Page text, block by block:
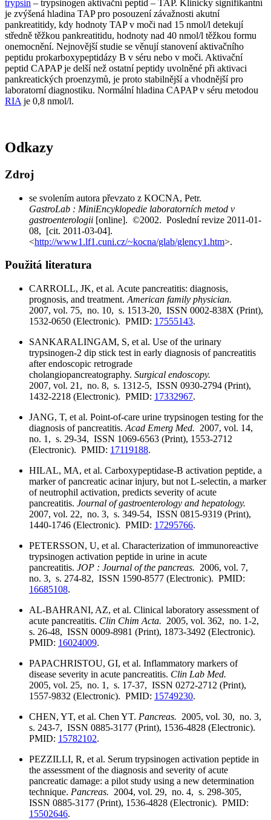
trypsin – trypsinogen aktivační peptid – TAP. Klinicky signifikantní
je zvýšená hladina TAP pro posouzení závažnosti akutní
pankreatitidy, kdy hodnoty TAP v moči nad 15 nmol/l detekují
středně těžkou pankreatitidu, hodnoty nad 40 nmol/l těžkou formu
onemocnění. Nejnovější studie se věnují stanovení aktivačního
peptidu prokarboxypeptidázy B v séru nebo v moči. Aktivační
peptid CAPAP je delší než ostatní peptidy uvolněné při aktivaci
pankreatických proenzymů, je proto stabilnější a vhodnější pro
laboratorní diagnostiku. Normální hladina CAPAP v séru metodou
RIA je 0,8 nmol/l.
Odkazy
Zdroj
se svolením autora převzato z KOCNA, Petr.
GastroLab : MiniEncyklopedie laboratorních metod v
gastroenterologii [online]. ©2002. Poslední revize 2011-01-
08, [cit. 2011-03-04].
<http://www1.lf1.cuni.cz/~kocna/glab/glency1.htm>.
Použitá literatura
CARROLL, JK, et al. Acute pancreatitis: diagnosis,
prognosis, and treatment. American family physician.
2007, vol. 75, no. 10, s. 1513-20, ISSN 0002-838X (Print),
1532-0650 (Electronic). PMID: 17555143.
SANKARALINGAM, S, et al. Use of the urinary
trypsinogen-2 dip stick test in early diagnosis of pancreatitis
after endoscopic retrograde
cholangiopancreatography. Surgical endoscopy.
2007, vol. 21, no. 8, s. 1312-5, ISSN 0930-2794 (Print),
1432-2218 (Electronic). PMID: 17332967.
JANG, T, et al. Point-of-care urine trypsinogen testing for the
diagnosis of pancreatitis. Acad Emerg Med. 2007, vol. 14,
no. 1, s. 29-34, ISSN 1069-6563 (Print), 1553-2712
(Electronic). PMID: 17119188.
HILAL, MA, et al. Carboxypeptidase-B activation peptide, a
marker of pancreatic acinar injury, but not L-selectin, a marker
of neutrophil activation, predicts severity of acute
pancreatitis. Journal of gastroenterology and hepatology.
2007, vol. 22, no. 3, s. 349-54, ISSN 0815-9319 (Print),
1440-1746 (Electronic). PMID: 17295766.
PETERSSON, U, et al. Characterization of immunoreactive
trypsinogen activation peptide in urine in acute
pancreatitis. JOP : Journal of the pancreas. 2006, vol. 7,
no. 3, s. 274-82, ISSN 1590-8577 (Electronic). PMID:
16685108.
AL-BAHRANI, AZ, et al. Clinical laboratory assessment of
acute pancreatitis. Clin Chim Acta. 2005, vol. 362, no. 1-2,
s. 26-48, ISSN 0009-8981 (Print), 1873-3492 (Electronic).
PMID: 16024009.
PAPACHRISTOU, GI, et al. Inflammatory markers of
disease severity in acute pancreatitis. Clin Lab Med.
2005, vol. 25, no. 1, s. 17-37, ISSN 0272-2712 (Print),
1557-9832 (Electronic). PMID: 15749230.
CHEN, YT, et al. Chen YT. Pancreas. 2005, vol. 30, no. 3,
s. 243-7, ISSN 0885-3177 (Print), 1536-4828 (Electronic).
PMID: 15782102.
PEZZILLI, R, et al. Serum trypsinogen activation peptide in
the assessment of the diagnosis and severity of acute
pancreatic damage: a pilot study using a new determination
technique. Pancreas. 2004, vol. 29, no. 4, s. 298-305,
ISSN 0885-3177 (Print), 1536-4828 (Electronic). PMID:
15502646.